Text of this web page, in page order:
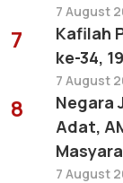
7 August
7
Kafilah
ke-34,
7 August
8
Negara
Adat,
7 August